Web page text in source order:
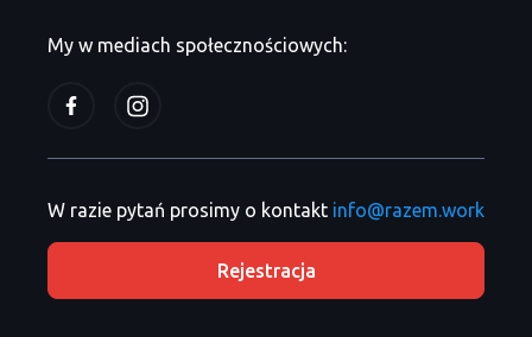
My w mediach społecznościowych:
W razie pytań prosimy o kontakt info@razem.work
Rejestracja